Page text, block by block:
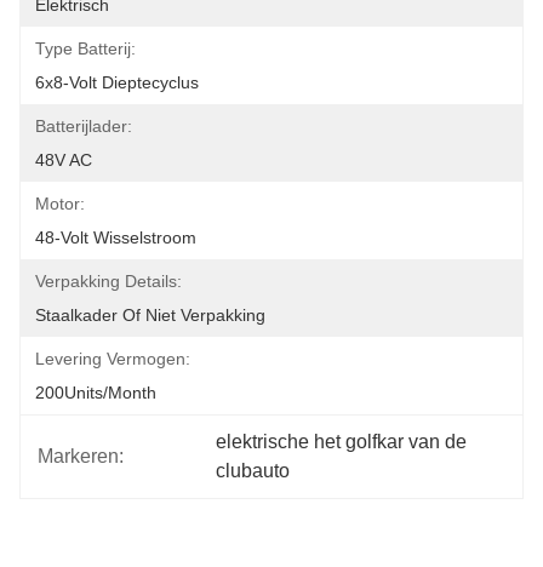
Elektrisch
Type Batterij:
6x8-Volt Dieptecyclus
Batterijlader:
48V AC
Motor:
48-Volt Wisselstroom
Verpakking Details:
Staalkader Of Niet Verpakking
Levering Vermogen:
200Units/Month
Markeren:
elektrische het golfkar van de
clubauto